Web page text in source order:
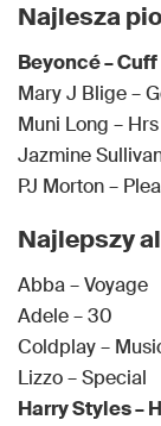
Najlesza
Beyoncé –
Mary J Blige –
Muni Long –
Jazmine
PJ Morton –
Najlepszy
Abba – Voyage
Adele – 30
Coldplay –
Lizzo – Special
Harry Styles –